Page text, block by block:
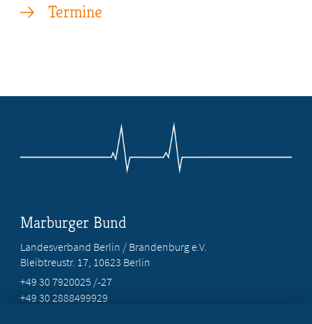
Termine
Marburger Bund
Landesverband Berlin / Brandenburg e.V.
Bleibtreustr. 17, 10623 Berlin
+49 30 7920025 /-27
+49 30 2888499929